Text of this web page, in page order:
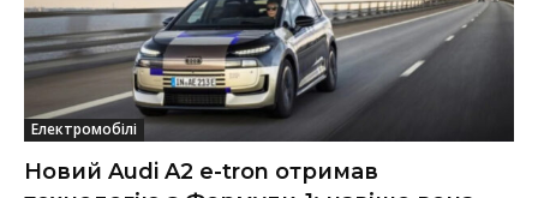
Електромобілі
Новий Audi A2 e-tron отримав